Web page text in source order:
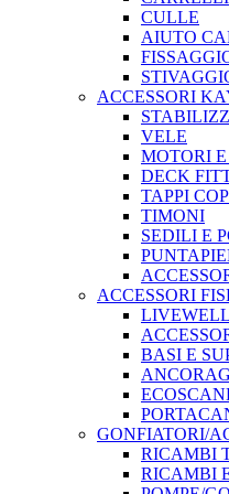
CULLE
AIUTO
ACCESSORI
VELE
MOTORI
DECK
TAPPI
TIMONI
SEDILI E
ACCESSORI
LIVEWELL
BASI E
GONFIATORI/
RICAMBI
RICAMBI